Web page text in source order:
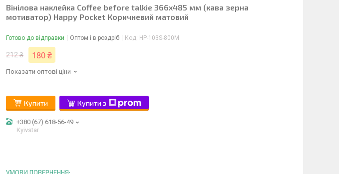
Вінілова наклейка Coffee before talkie 366х485 мм (кава зерна
мотиватор) Happy Pocket Коричневий матовий
Готово до відправки Оптом і в роздріб Код: HP-103S-800M
212 ₴ 180 ₴
Показати оптові ціни
Купити Купити з
+380 (67) 618-56-49
Kyivstar